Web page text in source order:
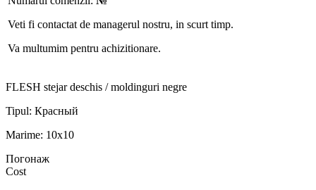
Veti fi contactat de managerul nostru, in scurt timp.
Va multumim pentru achizitionare.
FLESH stejar deschis / moldinguri negre
Tipul: Красный
Marime: 10x10
Погонаж
Cost